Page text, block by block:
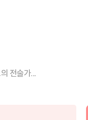
한국 축구 최고의 전술가...